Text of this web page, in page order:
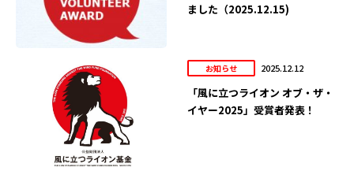
ました（2025.12.15)
お知らせ 2025.12.12
「風に立つライオン オブ・ザ・
イヤー2025」受賞者発表！